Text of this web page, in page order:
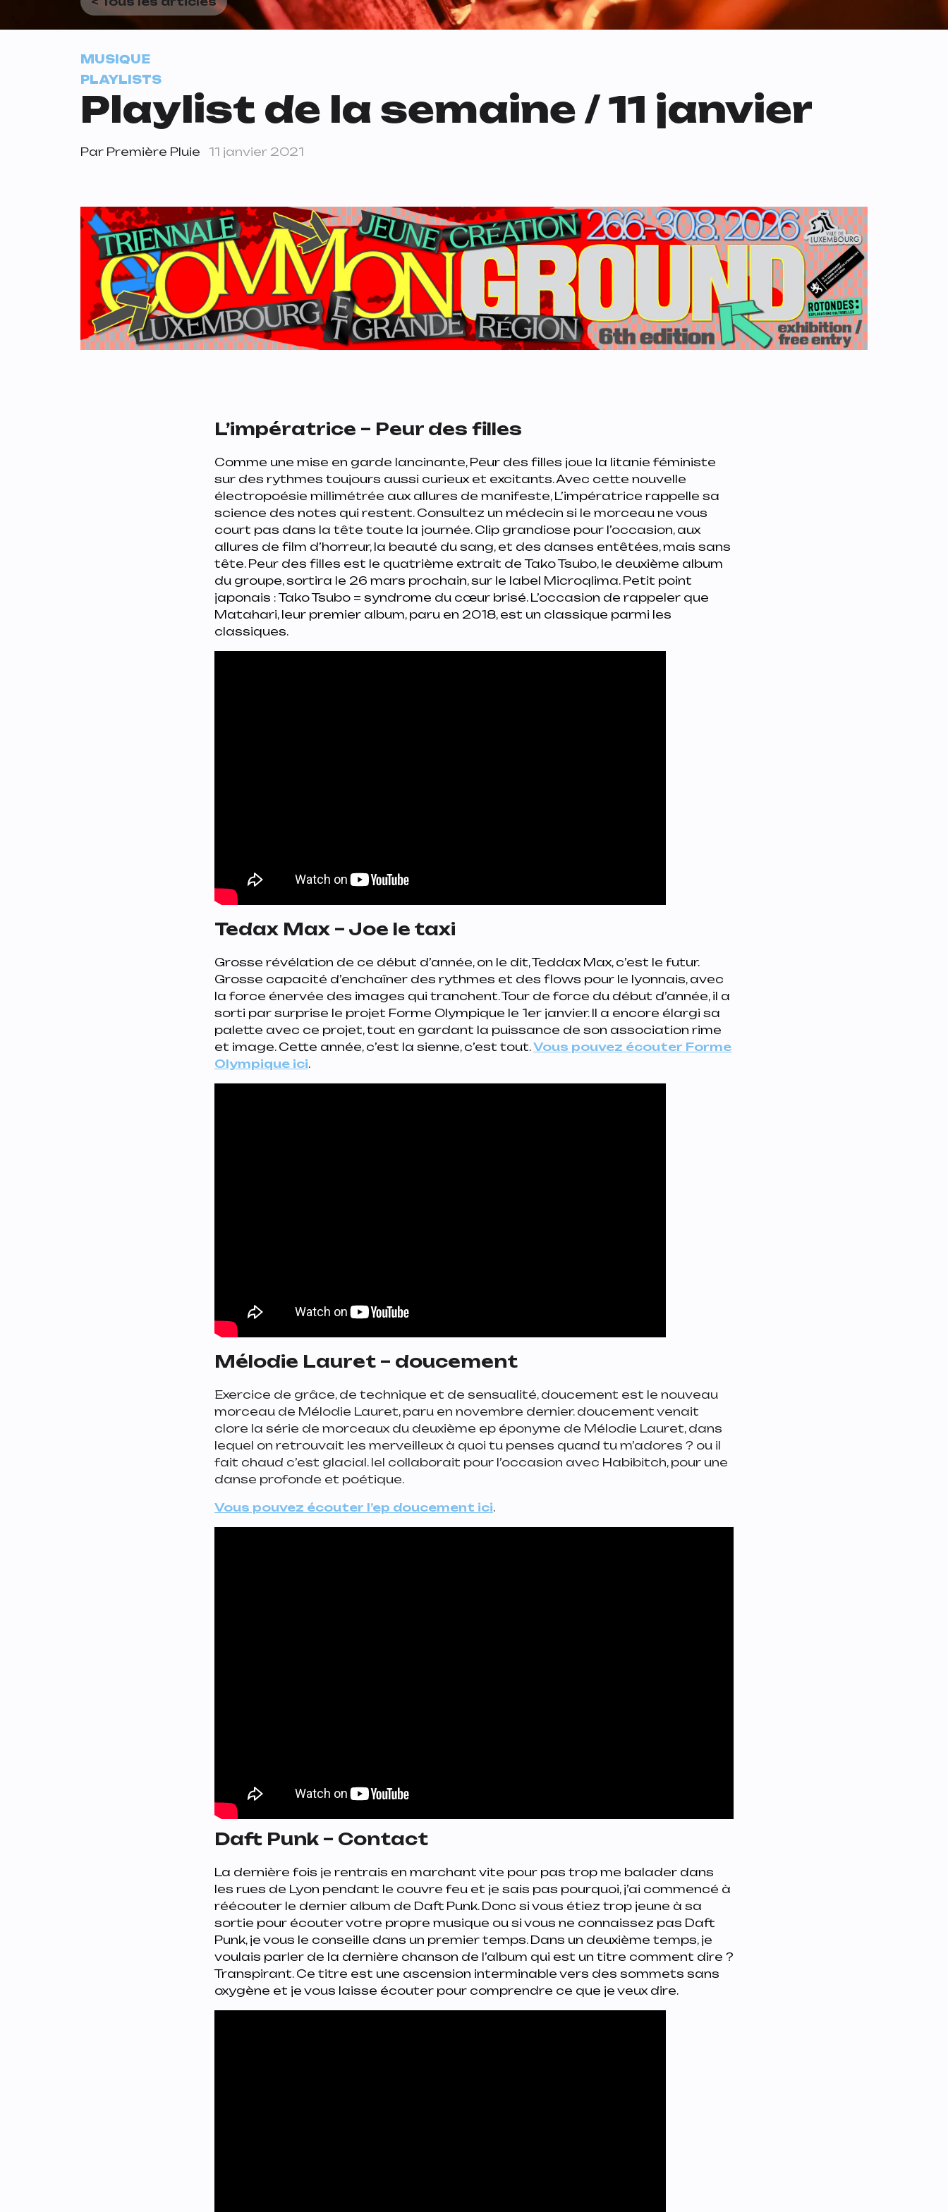
MUSIQUE
PLAYLISTS
Playlist de la semaine / 11 janvier
Par Première Pluie 11 janvier 2021
L’impératrice – Peur des filles
Comme une mise en garde lancinante, Peur des filles joue la litanie féministe
sur des rythmes toujours aussi curieux et excitants. Avec cette nouvelle
électropoésie millimétrée aux allures de manifeste, L’impératrice rappelle sa
science des notes qui restent. Consultez un médecin si le morceau ne vous
court pas dans la tête toute la journée. Clip grandiose pour l’occasion, aux
allures de film d’horreur, la beauté du sang, et des danses entêtées, mais sans
tête. Peur des filles est le quatrième extrait deTako Tsubo, le deuxième album
du groupe, sortira le 26 mars prochain, sur le label Microqlima. Petit point
japonais : Tako Tsubo = syndrome du cœur brisé. L’occasion de rappeler que
Matahari, leur premier album, paru en 2018, est un classique parmi les
classiques.
Tedax Max – Joe le taxi
Grosse révélation de ce début d’année, on le dit, Teddax Max, c’est le futur.
Grosse capacité d’enchaîner des rythmes et des flows pour le lyonnais, avec
la force énervée des images qui tranchent. Tour de force du début d’année, il a
sorti par surprise le projet Forme Olympique le 1er janvier. Il a encore élargi sa
palette avec ce projet, tout en gardant la puissance de son association rime
et image. Cette année, c’est la sienne, c’est tout.Vous pouvez écouter Forme
Olympique ici.
Mélodie Lauret – doucement
Exercice de grâce, de technique et de sensualité, doucement est le nouveau
morceau de Mélodie Lauret, paru en novembre dernier. doucement venait
clore la série de morceaux du deuxième ep éponyme de Mélodie Lauret, dans
lequel on retrouvait les merveilleux à quoi tu penses quand tu m’adores ? ou il
fait chaud c’est glacial. Iel collaborait pour l’occasion avec Habibitch, pour une
danse profonde et poétique.
Vous pouvez écouter l’ep doucement ici.
Daft Punk – Contact
La dernière fois je rentrais en marchant vite pour pas trop me balader dans
les rues de Lyon pendant le couvre feu et je sais pas pourquoi, j’ai commencé à
réécouter le dernier album de Daft Punk. Donc si vous étiez trop jeune à sa
sortie pour écouter votre propre musique ou si vous ne connaissez pas Daft
Punk, je vous le conseille dans un premier temps. Dans un deuxième temps, je
voulais parler de la dernière chanson de l’album qui est un titre comment dire ?
Transpirant. Ce titre est une ascension interminable vers des sommets sans
oxygène et je vous laisse écouter pour comprendre ce que je veux dire.